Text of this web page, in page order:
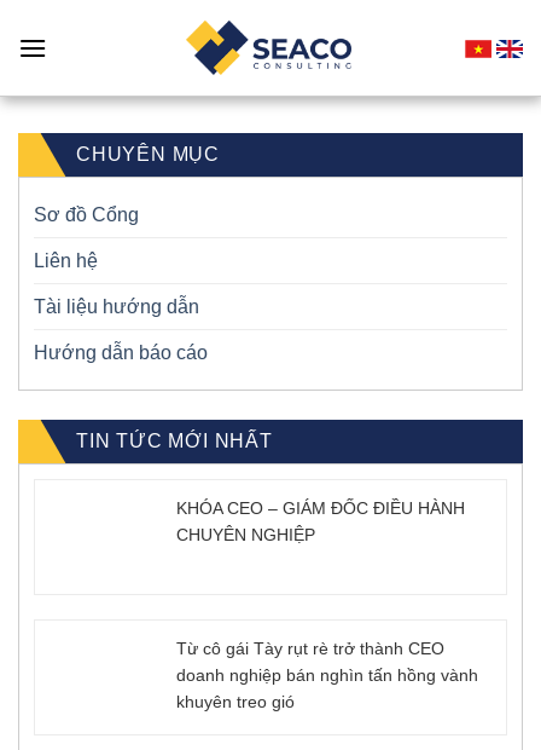
CHUYÊN MỤC
Sơ đồ Cổng
Liên hệ
Tài liệu hướng dẫn
Hướng dẫn báo cáo
TIN TỨC MỚI NHẤT
KHÓA CEO – GIÁM ĐỐC ĐIỀU HÀNH
CHUYÊN NGHIỆP
Từ cô gái Tày rụt rè trở thành CEO
doanh nghiệp bán nghìn tấn hồng vành
khuyên treo gió